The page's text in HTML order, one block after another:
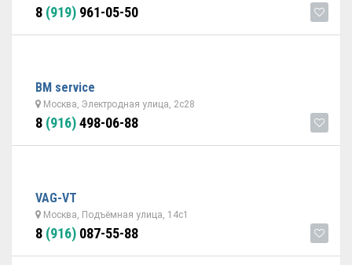
8 (919) 961-05-50
BM service
Москва, Электродная улица, 2с28
8 (916)498-06-88
VAG-VT
Москва, Подъёмная улица, 14с1
8 (916) 087-55-88